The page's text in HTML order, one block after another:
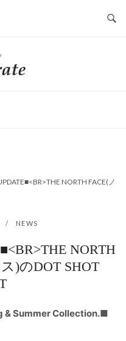
NORTH FACE(ノ
NEWS
NORTH
)のDOT SHOT
& Summer Collection.■